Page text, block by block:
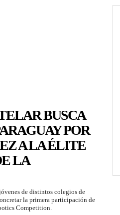
BUSCA
POR
A LA ÉLITE
LA
de distintos colegios de
la primera participación de
Competition.